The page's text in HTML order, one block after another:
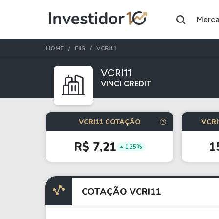
Assuntos do momento
Índice
Ibovespa
Ação
Petrobras
Ações
Taesa
Itausa
Ambev
FIIs
XPML11
RECR11
HOME FIIS VCRI11
VCRI11
VINCI CREDIT
VCRI11 COTAÇÃO
R$ 7,21 1,25%
COTAÇÃO VCRI11